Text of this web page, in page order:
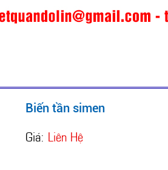
Biến tần simen
Giá: Liên Hệ